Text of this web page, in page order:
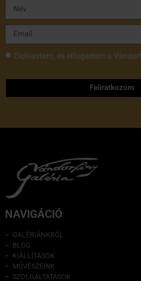
Elolvastam, és elfogadom a
Feliratkozom
NAVIGÁCIÓ
GALÉRIÁNKRÓL
BLOG
KIÁLLÍTÁSOK
MŰVÉSZEINK
SZOLGÁLTATÁSOK